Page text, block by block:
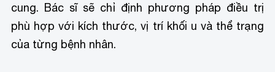
cung. Bác sĩ sẽ chỉ định phương pháp điều trị
phù hợp với kích thước, vị trí khối u và thể trạng
của từng bệnh nhân.